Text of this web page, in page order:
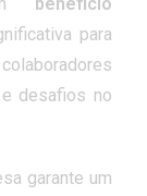
para
desafios no
garante um